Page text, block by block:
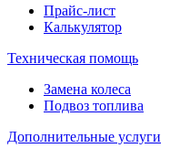
Прайс-лист
Калькулятор
Техническая помощь
Замена колеса
Подвоз топлива
Дополнительные услуги